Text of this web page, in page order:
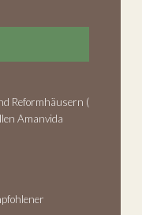
Reformhäusern (
Amanvida